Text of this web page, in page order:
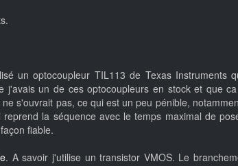
un optocoupleur TIL113 de Texas Instruments
j'avais un de ces optocoupleurs en stock et que
s'ouvrait pas, ce qui est un peu pénible,
la séquence avec le temps maximal de
fiable.
. A savoir j'utilise un transistor VMOS. Le